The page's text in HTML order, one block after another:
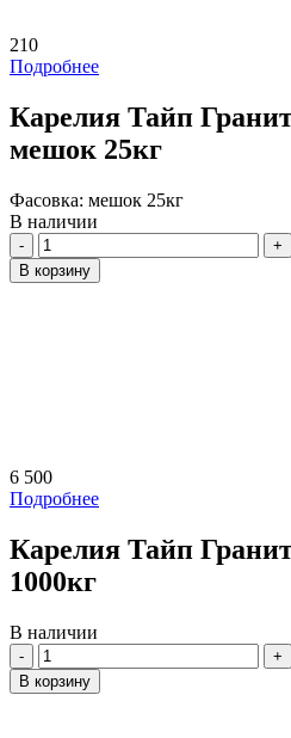
210
Подробнее
Карелия Тайп
мешок 25кг
Фасовка: мешок 25кг
В наличии
Количество
В корзину
6 500
Подробнее
Карелия Тайп
1000кг
В наличии
Количество
В корзину